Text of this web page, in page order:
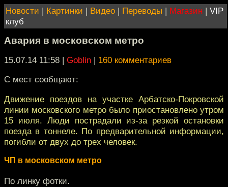
Новости | Картинки | Видео | Переводы | Магазин | VIP
клуб
Авария в московском метро
15.07.14 11:58 | Goblin | 160 комментариев
С мест сообщают:
Движение поездов на участке Арбатско-Покровской
линии московского метро было приостановлено утром
15 июля. Люди пострадали из-за резкой остановки
поезда в тоннеле. По предварительной информации,
погибли от двух до трех человек.
ЧП в московском метро
По линку фотки.